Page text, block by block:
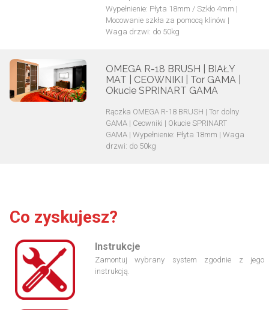
Wypełnienie: Płyta 18mm / Szkło 4mm |
Mocowanie szkła za pomocą klinów |
Waga drzwi: do 50kg
OMEGA R-18 BRUSH | BIAŁY
MAT | CEOWNIKI | Tor GAMA |
Okucie SPRINART GAMA
Rączka OMEGA R-18 BRUSH | Tor dolny
GAMA | Ceowniki | Okucie SPRINART
GAMA | Wypełnienie: Płyta 18mm | Waga
drzwi: do 50kg
Co zyskujesz?
Instrukcje
Zamontuj wybrany system zgodnie z jego
instrukcją.